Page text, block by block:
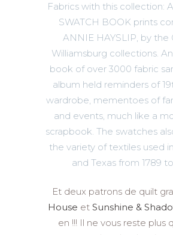
Fabrics with this collection:
SWATCH BOOK prints
ANNIE HAYSLIP, by the
Williamsburg collections.
book of over 3000 fabric
album held reminders of
wardrobe, mementoes of
and events, much like a
scrapbook. The swatches
the variety of textiles used
and Texas from 1789 to
Et deux patrons de quilt
House et Sunshine &
en !!! Il ne vous reste plus